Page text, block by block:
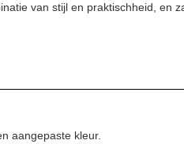
van stijl en praktischheid, en
aangepaste kleur.